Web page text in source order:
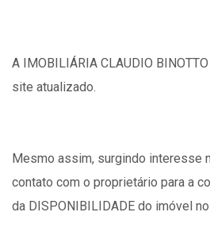
A IMOBILIÁRIA CLAUDIO
site atualizado.
Mesmo assim, surgindo interesse
contato com o proprietário para a
da DISPONIBILIDADE do imóvel